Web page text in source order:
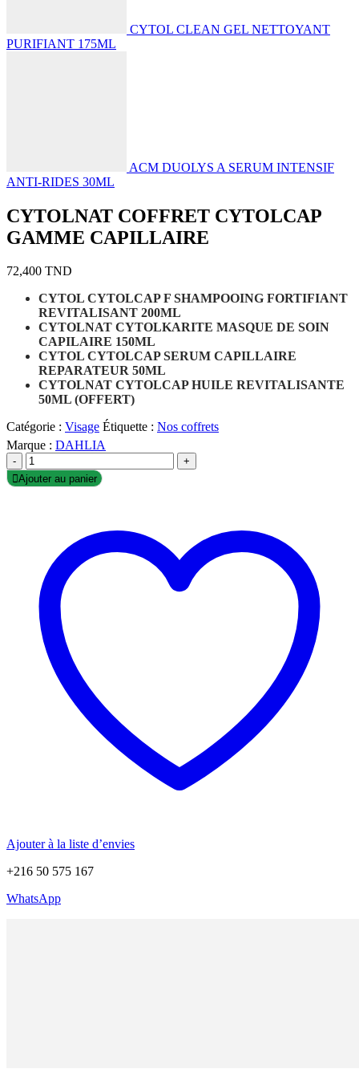
CYTOL CLEAN GEL NETTOYANT
PURIFIANT 175ML
ACM DUOLYS A SERUM INTENSIF
ANTI-RIDES 30ML
CYTOLNAT COFFRET CYTOLCAP
GAMME CAPILLAIRE
72,400 TND
CYTOL CYTOLCAP F SHAMPOOING FORTIFIANT
REVITALISANT 200ML
CYTOLNAT CYTOLKARITE MASQUE DE SOIN
CAPILAIRE 150ML
CYTOL CYTOLCAP SERUM CAPILLAIRE
REPARATEUR 50ML
CYTOLNAT CYTOLCAP HUILE REVITALISANTE
50ML (OFFERT)
Catégorie : Visage Étiquette : Nos coffrets
Marque : DAHLIA
-
+
Ajouter au panier
Ajouter à la liste d’envies
+216 50 575 167
WhatsApp